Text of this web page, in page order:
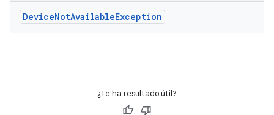
DeviceNotAvailableException
¿Te ha resultado útil?